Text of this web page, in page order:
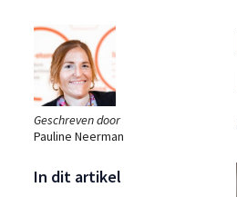
Geschreven door
Pauline Neerman
In dit artikel